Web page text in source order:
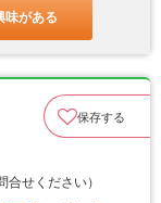
味がある
保存する
せください）